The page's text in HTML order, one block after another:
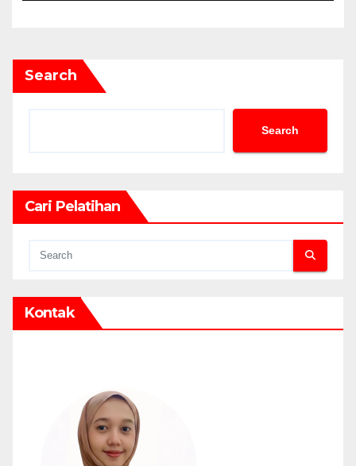
Search
Search
Cari Pelatihan
Kontak